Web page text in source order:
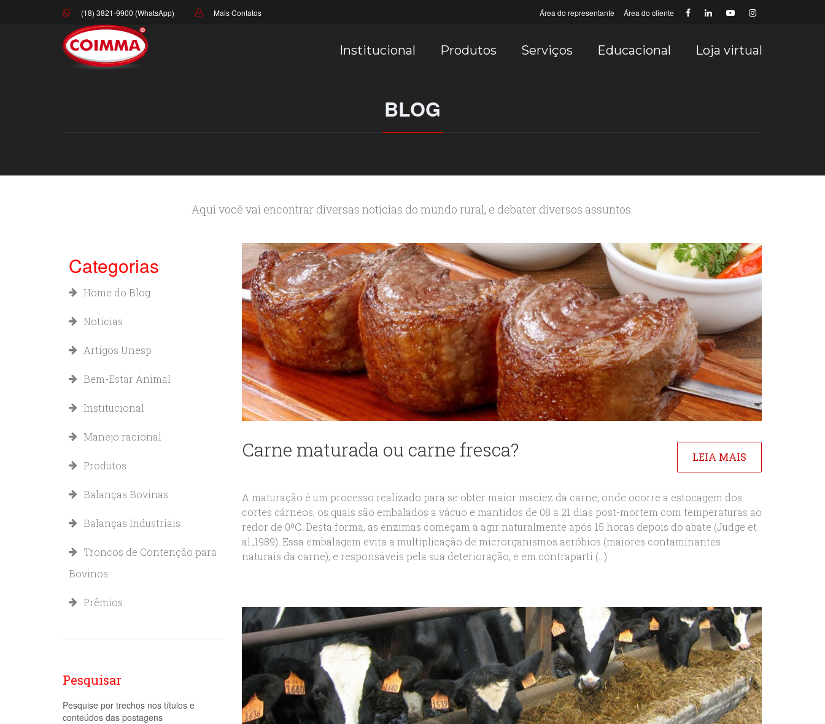
(18) 3821-9900 (WhatsApp) Mais Contatos Área do representante Área do cliente
Institucional Produtos Serviços Educacional Loja virtual
BLOG
Aqui você vai encontrar diversas notícias do mundo rural, e debater diversos assuntos.
Categorias
Home do Blog
Noticias
Artigos Unesp
Bem-Estar Animal
Institucional
Manejo racional
Produtos
Balanças Bovinas
Balanças Industriais
Troncos de Contenção para
Bovinos
Prêmios
Pesquisar
Pesquise por trechos nos títulos e
conteúdos das postagens
Carne maturada ou carne fresca? LEIA MAIS
A maturação é um processo realizado para se obter maior maciez da carne, onde ocorre a estocagem dos
cortes cárneos, os quais são embalados a vácuo e mantidos de 08 a 21 dias post-mortem com temperaturas ao
redor de 0ºC. Desta forma, as enzimas começam a agir naturalmente após 15 horas depois do abate (Judge et
al.,1989). Essa embalagem evita a multiplicação de microrganismos aeróbios (maiores contaminantes
naturais da carne), e responsáveis pela sua deterioração, e em contraparti (...)